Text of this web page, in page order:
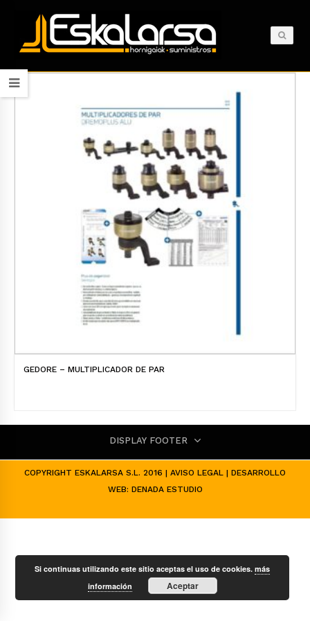
GEDORE – MULTIPLICADOR DE PAR
DISPLAY FOOTER
COPYRIGHT ESKALARSA S.L. 2016 | AVISO LEGAL | DESARROLLO
WEB: DENADA ESTUDIO
Si continuas utilizando este sitio aceptas el uso de cookies.más
información
Aceptar